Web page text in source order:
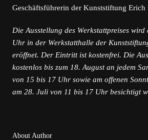
Geschäftsführerin der Kunststiftung Erich
Die Ausstellung des Werkstattpreises
Uhr in der Werkstatthalle der
eröffnet. Der Eintritt ist kostenfrei. Die
kostenlos bis zum 18. August an jedem
von 15 bis 17 Uhr sowie am offenen
am 28. Juli von 11 bis 17 Uhr besichtigt
About Author